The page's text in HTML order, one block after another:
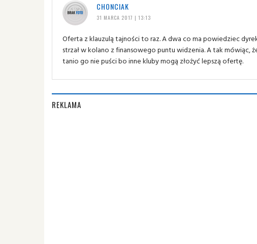
CHONCIAK
31 MARCA 2017 | 13:13
Oferta z klauzulą tajności to raz. A dwa co ma powiedziec
strzał w kolano z finansowego puntu widzenia. A tak mówiąc,
tanio go nie puści bo inne kluby mogą złożyć lepszą ofertę.
REKLAMA